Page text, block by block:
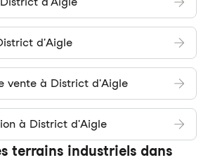
d'Aigle
vente à District d'Aigle
à District d'Aigle
terrains industriels dans